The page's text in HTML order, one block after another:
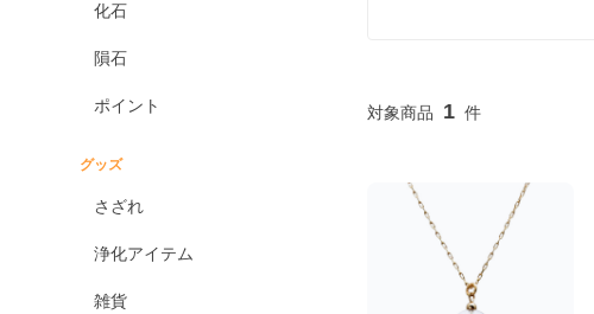
化石
隕石
ポイント
グッズ
さざれ
浄化アイテム
雑貨
1